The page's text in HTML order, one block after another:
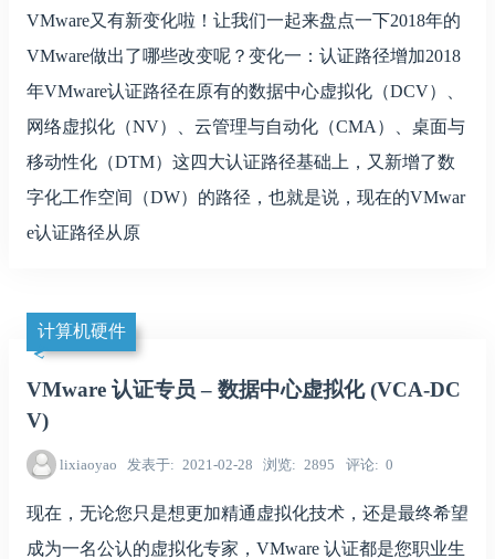
VMware又有新变化啦！让我们一起来盘点一下2018年的
VMware做出了哪些改变呢？变化一：认证路径增加2018
年VMware认证路径在原有的数据中心虚拟化（DCV）、
网络虚拟化（NV）、云管理与自动化（CMA）、桌面与
移动性化（DTM）这四大认证路径基础上，又新增了数
字化工作空间（DW）的路径，也就是说，现在的VMwar
e认证路径从原
计算机硬件
VMware 认证专员 – 数据中心虚拟化 (VCA-DC
V)
lixiaoyao 发表于 2021-02-28 浏览 2895 评论 0
现在，无论您只是想更加精通虚拟化技术，还是最终希望
成为一名公认的虚拟化专家，VMware 认证都是您职业生